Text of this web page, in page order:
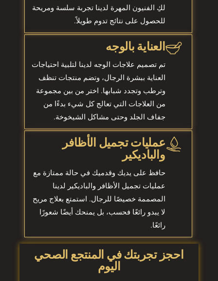
لكِ الفنيون المهرة لدينا تجربة سلسة ومريحة
للحصول على نتائج تدوم طويلاً.
العناية بالوجه
تم تصميم علاجات الوجه لدينا لتلبية احتياجات
العناية ببشرة الرجال، وتضم منتجات تنظف
وترطب وتجدد شبابها. اختر من بين مجموعة
من العلاجات التي تعالج كل شيء بدءًا من
جفاف الجلد وحتى مشاكل الشيخوخة.
عمليات تجميل الأظافر
والباديكير
حافظ على يديك وقدميك في حالة ممتازة مع
عمليات تجميل الأظافر والباديكير لدينا
المصممة خصيصًا للرجال. استمتع بعلاج مريح
لا يبدو رائعًا فحسب، بل يمنحك أيضًا شعورًا
رائعًا.
احجز تجربتك في المنتجع الصحي
اليوم